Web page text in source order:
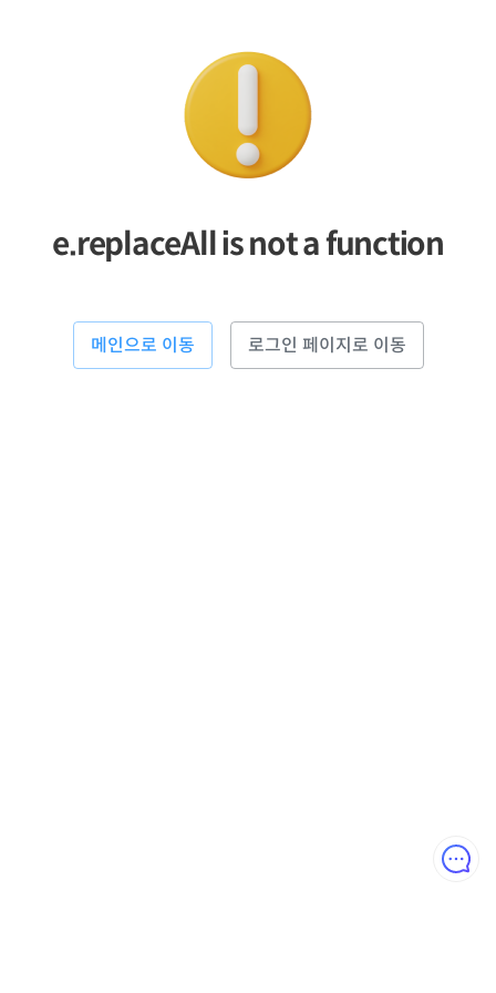
e.replaceAll is not a function
메인으로 이동 로그인 페이지로 이동